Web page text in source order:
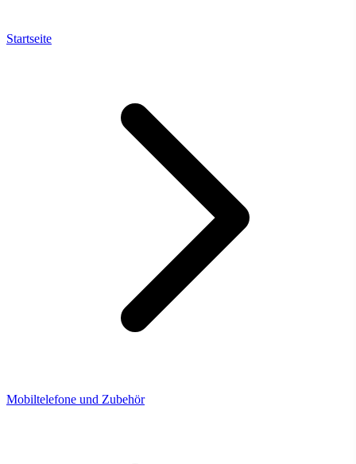
Startseite
Mobiltelefone und Zubehör